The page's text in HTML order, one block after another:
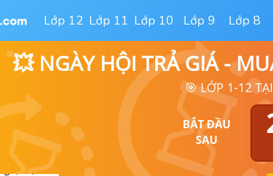
Lớp 12 Lớp 11 Lớp 10 Lớp 9 Lớp 8
💥 NGÀY HỘI TRẢ GIÁ -
🎯 LỚP 1-12
BẮT ĐẦU
SAU
luận
tử tù
kết
người tử
gia
luận